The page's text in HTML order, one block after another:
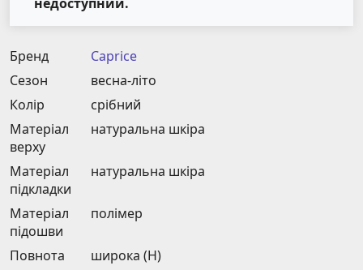
Бренд
Caprice
Сезон
весна-літо
Колір
срібний
Матеріал
верху
натуральна шкіра
Матеріал
підкладки
натуральна шкіра
Матеріал
підошви
полімер
Повнота
широка (H)